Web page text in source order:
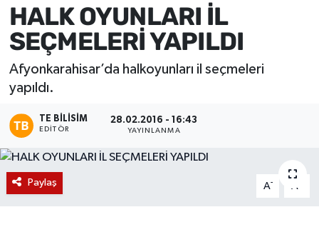
HALK OYUNLARI İL
SEÇMELERİ YAPILDI
Afyonkarahisar’da halkoyunları il seçmeleri
yapıldı.
TE BILISIM
EDITÖR
28.02.2016 - 16:43
YAYINLANMA
Paylaş A- A
Sağlık
Eğitim
Sivil Toplum
Ekonomi
Magazin
Etkinlikler